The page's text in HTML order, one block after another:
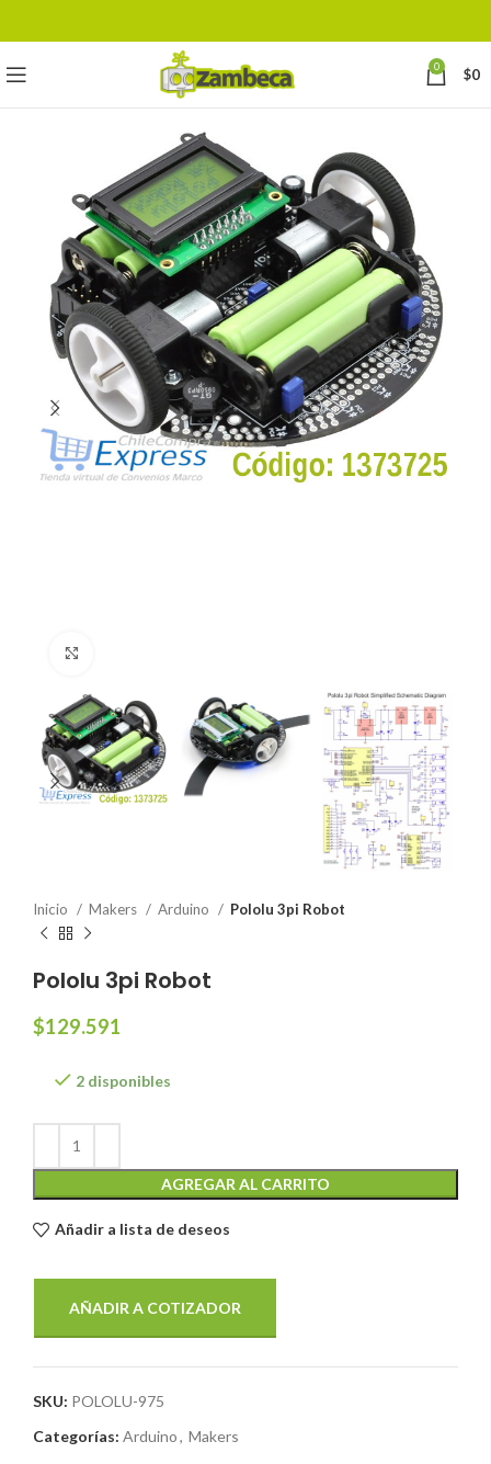
0 $0
Inicio Makers Arduino Pololu 3pi Robot
Pololu 3pi Robot
$129.591
2 disponibles
AGREGAR AL CARRITO
Añadir a lista de deseos
AÑADIR A COTIZADOR
SKU: POLOLU-975
Categorías: Arduino, Makers